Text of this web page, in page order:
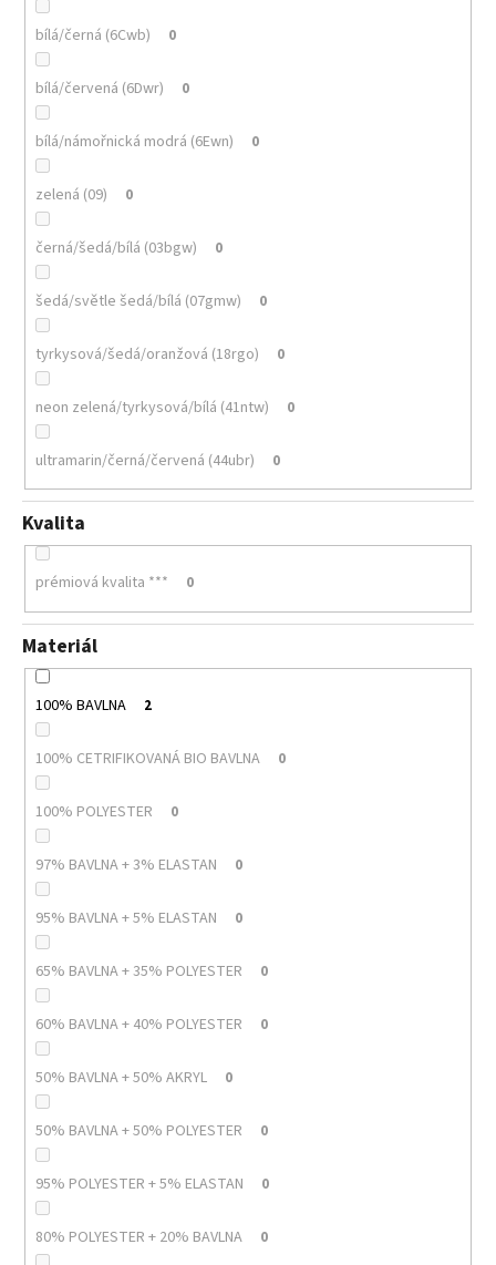
bílá/černá (6Cwb) 0
bílá/červená (6Dwr) 0
bílá/námořnická modrá (6Ewn) 0
zelená (09) 0
černá/šedá/bílá (03bgw) 0
šedá/světle šedá/bílá (07gmw) 0
tyrkysová/šedá/oranžová (18rgo) 0
neon zelená/tyrkysová/bílá (41ntw) 0
ultramarin/černá/červená (44ubr) 0
Kvalita
prémiová kvalita *** 0
Materiál
100% BAVLNA 2
100% CETRIFIKOVANÁ BIO BAVLNA 0
100% POLYESTER 0
97% BAVLNA + 3% ELASTAN 0
95% BAVLNA + 5% ELASTAN 0
65% BAVLNA + 35% POLYESTER 0
60% BAVLNA + 40% POLYESTER 0
50% BAVLNA + 50% AKRYL 0
50% BAVLNA + 50% POLYESTER 0
95% POLYESTER + 5% ELASTAN 0
80% POLYESTER + 20% BAVLNA 0